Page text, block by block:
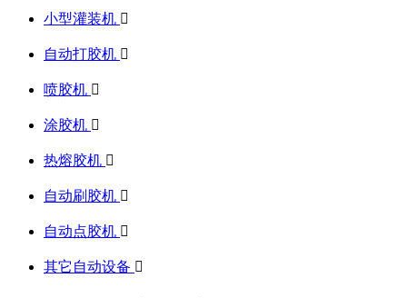
小型灌装机 
自动打胶机 
喷胶机 
涂胶机 
热熔胶机 
自动刷胶机 
自动点胶机 
其它自动设备 